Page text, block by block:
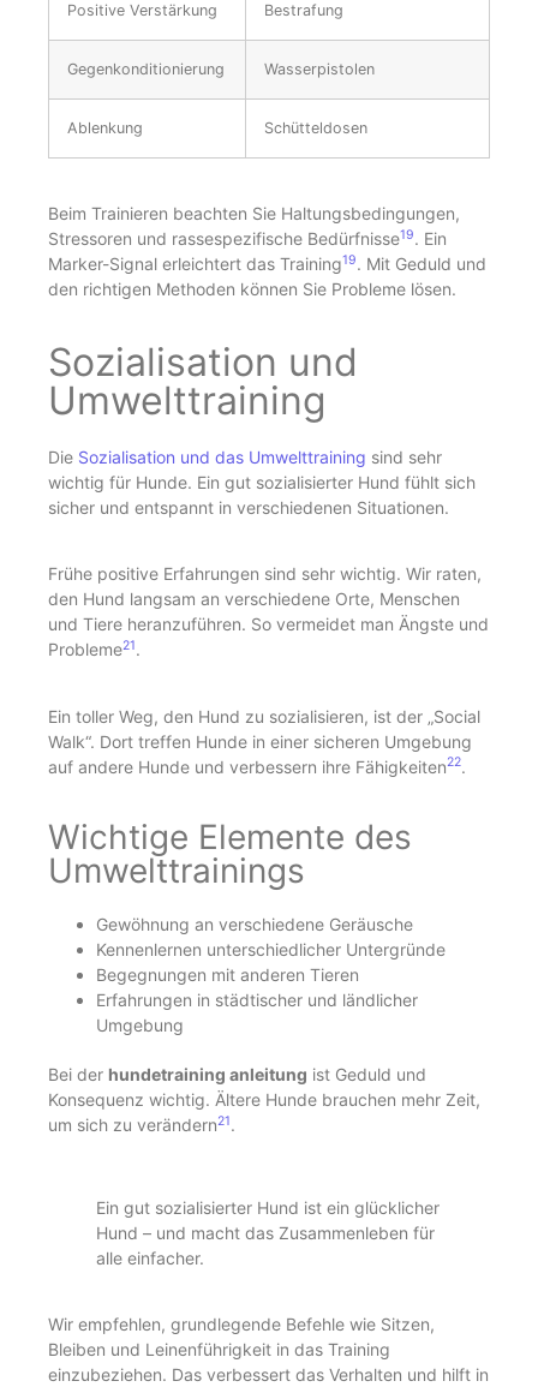
Positive Verstärkung Bestrafung
Gegenkonditionierung Wasserpistolen
Ablenkung Schütteldosen
Beim Trainieren beachten Sie Haltungsbedingungen,
Stressoren und rassespezifische Bedürfnisse19. Ein
Marker-Signal erleichtert das Training19. Mit Geduld und
den richtigen Methoden können Sie Probleme lösen.
Sozialisation und
Umwelttraining
Die Sozialisation und das Umwelttraining sind sehr
wichtig für Hunde. Ein gut sozialisierter Hund fühlt sich
sicher und entspannt in verschiedenen Situationen.
Frühe positive Erfahrungen sind sehr wichtig. Wir raten,
den Hund langsam an verschiedene Orte, Menschen
und Tiere heranzuführen. So vermeidet man Ängste und
Probleme21.
Ein toller Weg, den Hund zu sozialisieren, ist der „Social
Walk“. Dort treffen Hunde in einer sicheren Umgebung
auf andere Hunde und verbessern ihre Fähigkeiten22.
Wichtige Elemente des
Umwelttrainings
Gewöhnung an verschiedene Geräusche
Kennenlernen unterschiedlicher Untergründe
Begegnungen mit anderen Tieren
Erfahrungen in städtischer und ländlicher
Umgebung
Bei der hundetraining anleitung ist Geduld und
Konsequenz wichtig. Ältere Hunde brauchen mehr Zeit,
um sich zu verändern21.
Ein gut sozialisierter Hund ist ein glücklicher
Hund – und macht das Zusammenleben für
alle einfacher.
Wir empfehlen, grundlegende Befehle wie Sitzen,
Bleiben und Leinenführigkeit in das Training
einzubeziehen. Das verbessert das Verhalten und hilft in